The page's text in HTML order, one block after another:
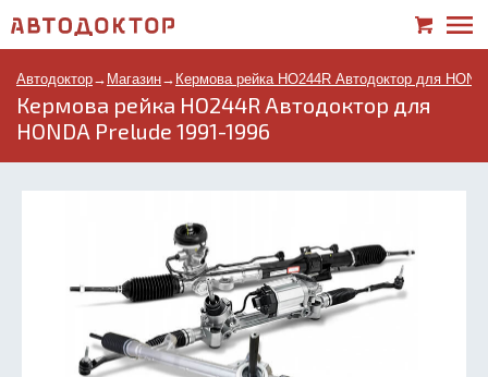
Автодоктор→ Магазин→ Кермова рейка HO244R Автодоктор для
Кермова рейка HO244R Автодоктор для
HONDA Prelude 1991-1996